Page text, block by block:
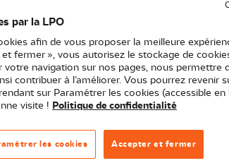
par la LPO
afin de vous proposer la meilleure
fermer », vous autorisez le stockage de
navigation sur nos pages, nous permettre
contribuer à l’améliorer. Vous pourrez revenir
sur Paramétrer les cookies (accessible en
visite ! Politique de confidentialité
Accepter et fermer
les cookies